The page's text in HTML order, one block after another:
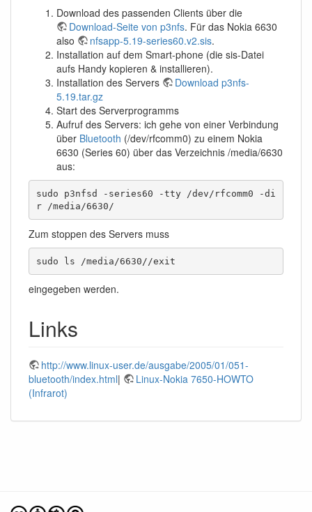
Download des passenden Clients über die
Download-Seite von p3nfs. Für das Nokia 6630
also
nfsapp-5.19-series60.v2.sis.
Installation auf dem Smart-phone (die sis-Datei
aufs Handy kopieren & installieren).
Installation des Servers
Download p3nfs-
5.19.tar.gz
Start des Serverprogramms
Aufruf des Servers: ich gehe von einer Verbindung
über Bluetooth (/dev/rfcomm0) zu einem Nokia
6630 (Series 60) über das Verzeichnis /media/6630
aus:
sudo p3nfsd -series60 -tty /dev/rfcomm0 -di
r /media/6630/
Zum stoppen des Servers muss
sudo ls /media/6630//exit
eingegeben werden.
Links
http://www.linux-user.de/ausgabe/2005/01/051-
bluetooth/index.html|
Linux-Nokia 7650-HOWTO
(Infrarot)